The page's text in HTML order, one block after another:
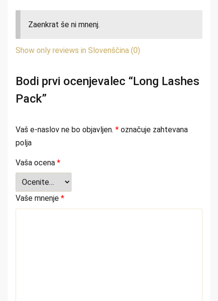
Zaenkrat še ni mnenj.
Show only reviews in Slovenščina (0)
Bodi prvi ocenjevalec “Long Lashes
Pack”
Vaš e-naslov ne bo objavljen. * označuje zahtevana
polja
Vaša ocena *
Vaše mnenje *